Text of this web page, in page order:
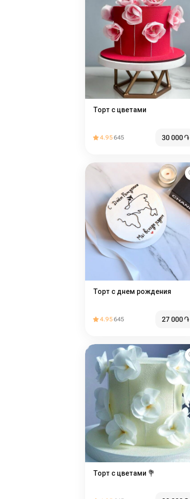
Торт с цветами
4.95645 30 000֏
Торт с днем рождения
4.95645 27 000֏
Торт с цветами 💐